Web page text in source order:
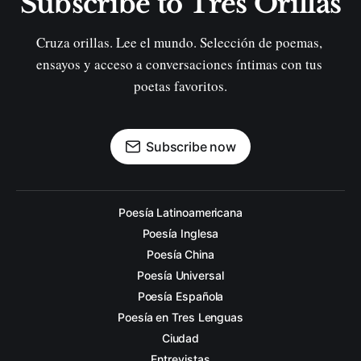
Cruza orillas. Lee el mundo. Selección de poemas,
ensayos y acceso a conversaciones íntimas con tus
poetas favoritos.
Subscribe now
Poesía Latinoamericana
Poesía Inglesa
Poesía China
Poesía Universal
Poesía Española
Poesía en Tres Lenguas
Ciudad